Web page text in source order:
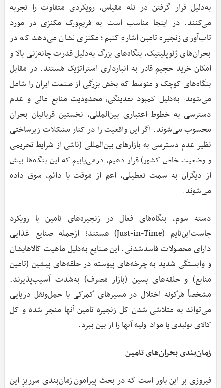
به‌دلیل قرار گرفتن در تله مقیاس، رویکردی متفاوت را تجربه
می‌کنند. در اینجا مناسب است به فریم‌ورک مکنزی در مورد
تاب‌آوری زنجیره تامین اشاره کنیم؛ مکنزی نشان می‌دهد که در
بحران‌های ژئوپلیتیک، بنگاه‌های بزرگ به‌دلیل قدرت چانه‌زنی بالا و
امکان خرید حجیم قادر به انبارداری استراتژیک هستند. در مقابل
بنگاه‌های کوچک و متوسط که بخش بزرگی از صنعت ایران را شامل
می‌شوند، به‌دلیل کمبود نقدینگی، محدودیت منابع مالی و عدم
دسترسی به خطوط اعتباری بین‌المللی، نخستین قربانیان بحران
محسوب می‌شوند. اگر این واقعیت را در کنار مشکلات زیرساختی
نظیر عدم دسترسی به بازارهای بین‌المللی (ناشی از شرایط تحریمی
و وضعیت خاص کشور) قرار دهیم، درمی‌یابیم که این بنگاه‌ها بیش
از دیگران به سمت تعطیلی، اعم از موقت یا دائم، سوق داده
می‌شوند.
دسته سوم، بنگاه‌های فعال در زنجیره‌های تامین با رویکرد
جاست‌این‌تایم (Just-in-Time) هستند؛ ازجمله صنایع غذایی
دارای محصولات فاسدشدنی. این صنایع به‌دلیل ماهیت کالاهایشان
و وابستگی شدید به چرخه‌های پیوسته در حلقه‌های پیشین (تامین
منابع) و حلقه‌های پسین (بازار مصرف) به‌شدت آسیب‌پذیرند.
مشخصاً هرگونه اختلال در مسیرهای گمرکی یا حمل‌ونقل دریایی
می‌تواند به متلاشی شدن کل زنجیره تامین آنها منجر شده و کل
کالای تولیدی یا مواد اولیه آنها را از بین ببرد.
زمان‌بندی بحران‌های تامین
فیروزی بر این باور است که در بحث پیرامون زمان‌بندی سرریزِ این